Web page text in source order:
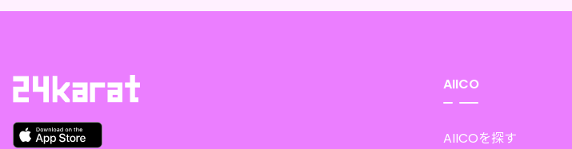
AIICO
AIICOを探す